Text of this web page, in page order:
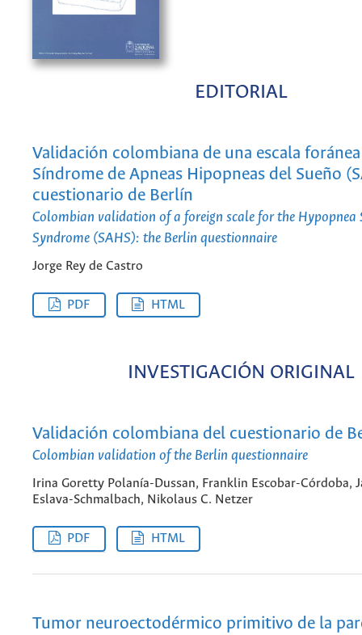
EDITORIAL
Validación colombiana de una escala
Síndrome de Apneas Hipopneas del Sueño
cuestionario de Berlín
Colombian validation of a foreign scale for the Hypopnea
Syndrome (SAHS): the Berlin questionnaire
Jorge Rey de Castro
PDF HTML
INVESTIGACIÓN ORIGINAL
Validación colombiana del cuestionario de
Colombian validation of the Berlin questionnaire
Irina Goretty Polanía-Dussan, Franklin Escobar-Córdoba,
Eslava-Schmalbach, Nikolaus C. Netzer
PDF HTML
Tumor neuroectodérmico primitivo de la